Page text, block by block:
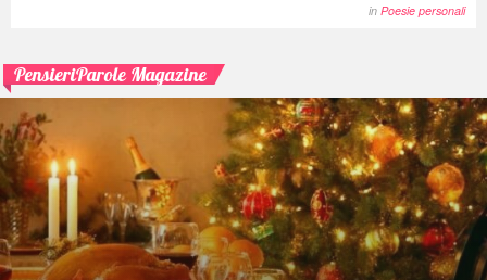
in Poesie personali
PensieriParole Magazine